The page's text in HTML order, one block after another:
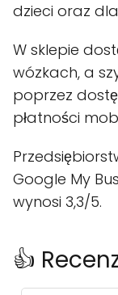
dzieci oraz
W sklepie
wózkach, a
poprzez
płatności
Google My
wynosi 3,3/5.
👍